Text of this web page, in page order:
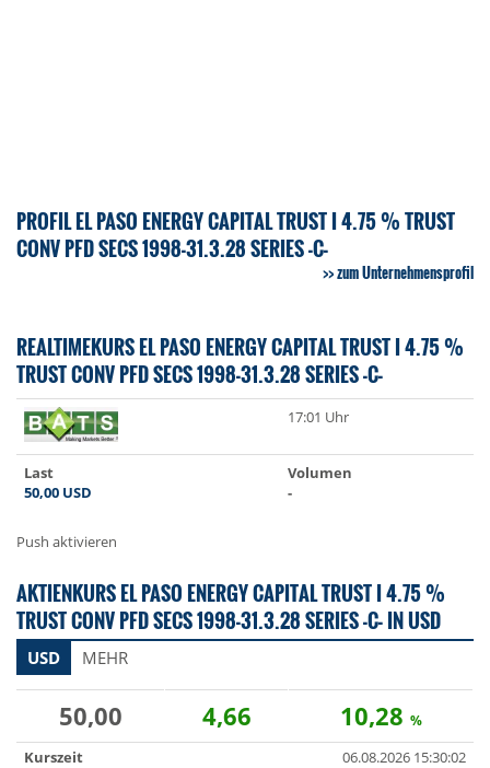
PROFIL EL PASO ENERGY CAPITAL TRUST I 4.75 % TRUST
CONV PFD SECS 1998-31.3.28 SERIES -C-
zum Unternehmensprofil
REALTIMEKURS EL PASO ENERGY CAPITAL TRUST I 4.75 %
TRUST CONV PFD SECS 1998-31.3.28 SERIES -C-
17:01 Uhr
Last
50,00 USD
Volumen
-
Push aktivieren
AKTIENKURS EL PASO ENERGY CAPITAL TRUST I 4.75 %
TRUST CONV PFD SECS 1998-31.3.28 SERIES -C- IN USD
USD MEHR
50,00 4,66 10,28 %
Kurszeit 06.08.2026 15:30:02